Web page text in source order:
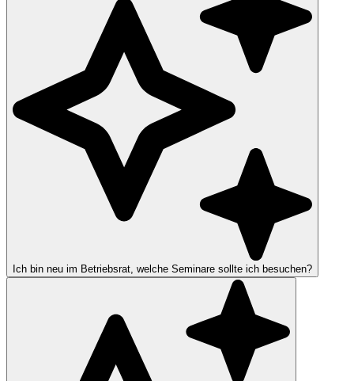
Ich bin neu im Betriebsrat, welche Seminare sollte ich besuchen?